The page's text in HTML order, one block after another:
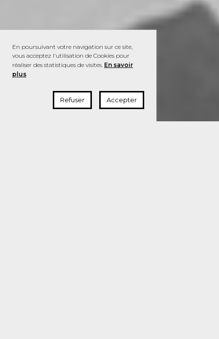
En poursuivant votre navigation sur ce site,
vous acceptez l'utilisation de Cookies pour
réaliser des statistiques de visites. En savoir
plus
Accepter
Refuser